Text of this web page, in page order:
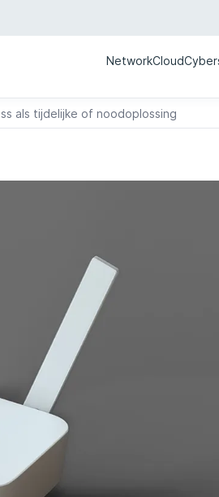
NetworkCloud
als tijdelijke of noodoplossing